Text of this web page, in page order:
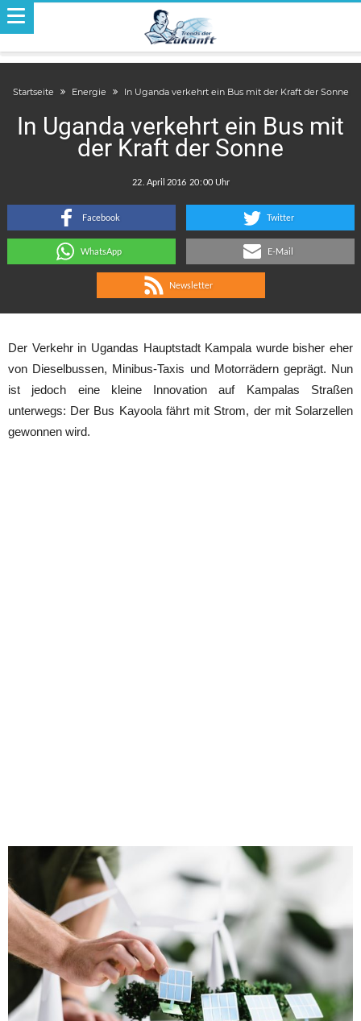
Startseite Energie In Uganda verkehrt ein Bus mit der Kraft der Sonne
In Uganda verkehrt ein Bus mit
der Kraft der Sonne
:
Facebook Twitter
WhatsApp E-Mail
Newsletter
Der Verkehr in Ugandas Hauptstadt Kampala wurde bisher eher
von Dieselbussen, Minibus-Taxis und Motorrädern geprägt. Nun
ist jedoch eine kleine Innovation auf Kampalas Straßen
unterwegs: Der Bus Kayoola fährt mit Strom, der mit Solarzellen
gewonnen wird.